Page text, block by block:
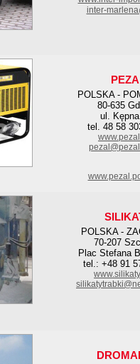
inter-
POLSKA -
80-635
ul.
tel. 48 58
POLSKA -
70-207
Plac Stefana
tel.: +48 91